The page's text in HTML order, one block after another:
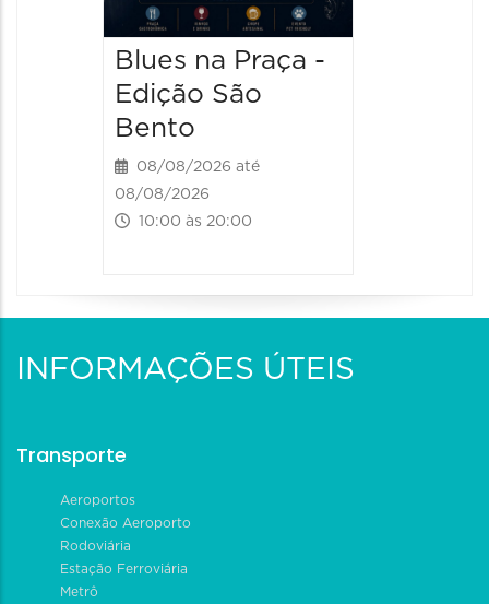
Blues na Praça -
Edição São
Bento
08/08/2026 até
08/08/2026
10:00 às 20:00
INFORMAÇÕES ÚTEIS
Transporte
Aeroportos
Conexão Aeroporto
Rodoviária
Estação Ferroviária
Metrô